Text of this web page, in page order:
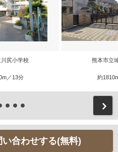
尻小学校
／13分
熊本市立
約
合わせする(無料)